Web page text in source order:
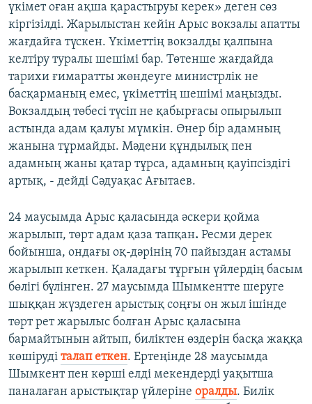
үкімет оған ақша қарастыруы керек» деген сөз
кіргізілді. Жарылыстан кейін Арыс вокзалы апатты
жағдайға түскен. Үкіметтің вокзалды қалпына
келтіру туралы шешімі бар. Төтенше жағдайда
тарихи ғимаратты жөндеуге министрлік не
басқарманың емес, үкіметтің шешімі маңызды.
Вокзалдың төбесі түсіп не қабырғасы опырылып
астында адам қалуы мүмкін. Өнер бір адамның
жанына тұрмайды. Мәдени құндылық пен
адамның жаны қатар тұрса, адамның қауіпсіздігі
артық, - дейді Сәдуақас Ағытаев.
24 маусымда Арыс қаласында әскери қойма
жарылып, төрт адам қаза тапқан. Ресми дерек
бойынша, ондағы оқ-дәрінің 70 пайыздан астамы
жарылып кеткен. Қаладағы тұрғын үйлердің басым
бөлігі бүлінген. 27 маусымда Шымкентте шеруге
шыққан жүздеген арыстық соңғы он жыл ішінде
төрт рет жарылыс болған Арыс қаласына
бармайтынын айтып, биліктен өздерін басқа жаққа
көшіруді талап еткен. Ертеңінде 28 маусымда
Шымкент пен көрші елді мекендерді уақытша
паналаған арыстықтар үйлеріне оралды. Билік